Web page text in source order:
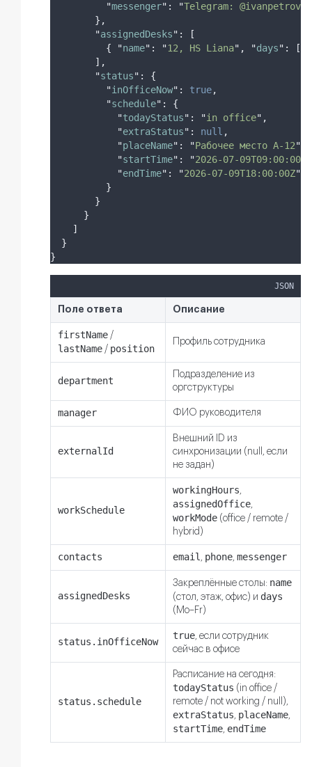
"messenger" : "Telegram: @ivanpetrov
},
"assignedDesks" :
[
{
"name" : "12, HS Liana" , "days" : [
],
"status" :
{
"inOfficeNow" : true,
"schedule" :
{
"todayStatus" : "in office" ,
"extraStatus" : null ,
"placeName" : "Рабочее место A-12"
"startTime" : "2026-07-09T09:00:00Z
"endTime" : "2026-07-09T18:00:00Z"
}
}
}
]
}
}
JSON
Поле ответа Описание
firstName /
lastName / position
Профиль сотрудника
department
Подразделение из
оргструктуры
manager ФИО руководителя
externalId
Внешний ID из
синхронизации (null, если
не задан)
workSchedule
workingHours,
assignedOffice,
workMode (office / remote /
hybrid)
contacts email , phone, messenger
assignedDesks
Закреплённые столы: name
(стол, этаж, офис) и days
(Mo–Fr)
status.inOfficeNow
true, если сотрудник
сейчас в офисе
status.schedule
Расписание на сегодня:
todayStatus (in office /
remote / not working / null),
extraStatus, placeName,
startTime, endTime